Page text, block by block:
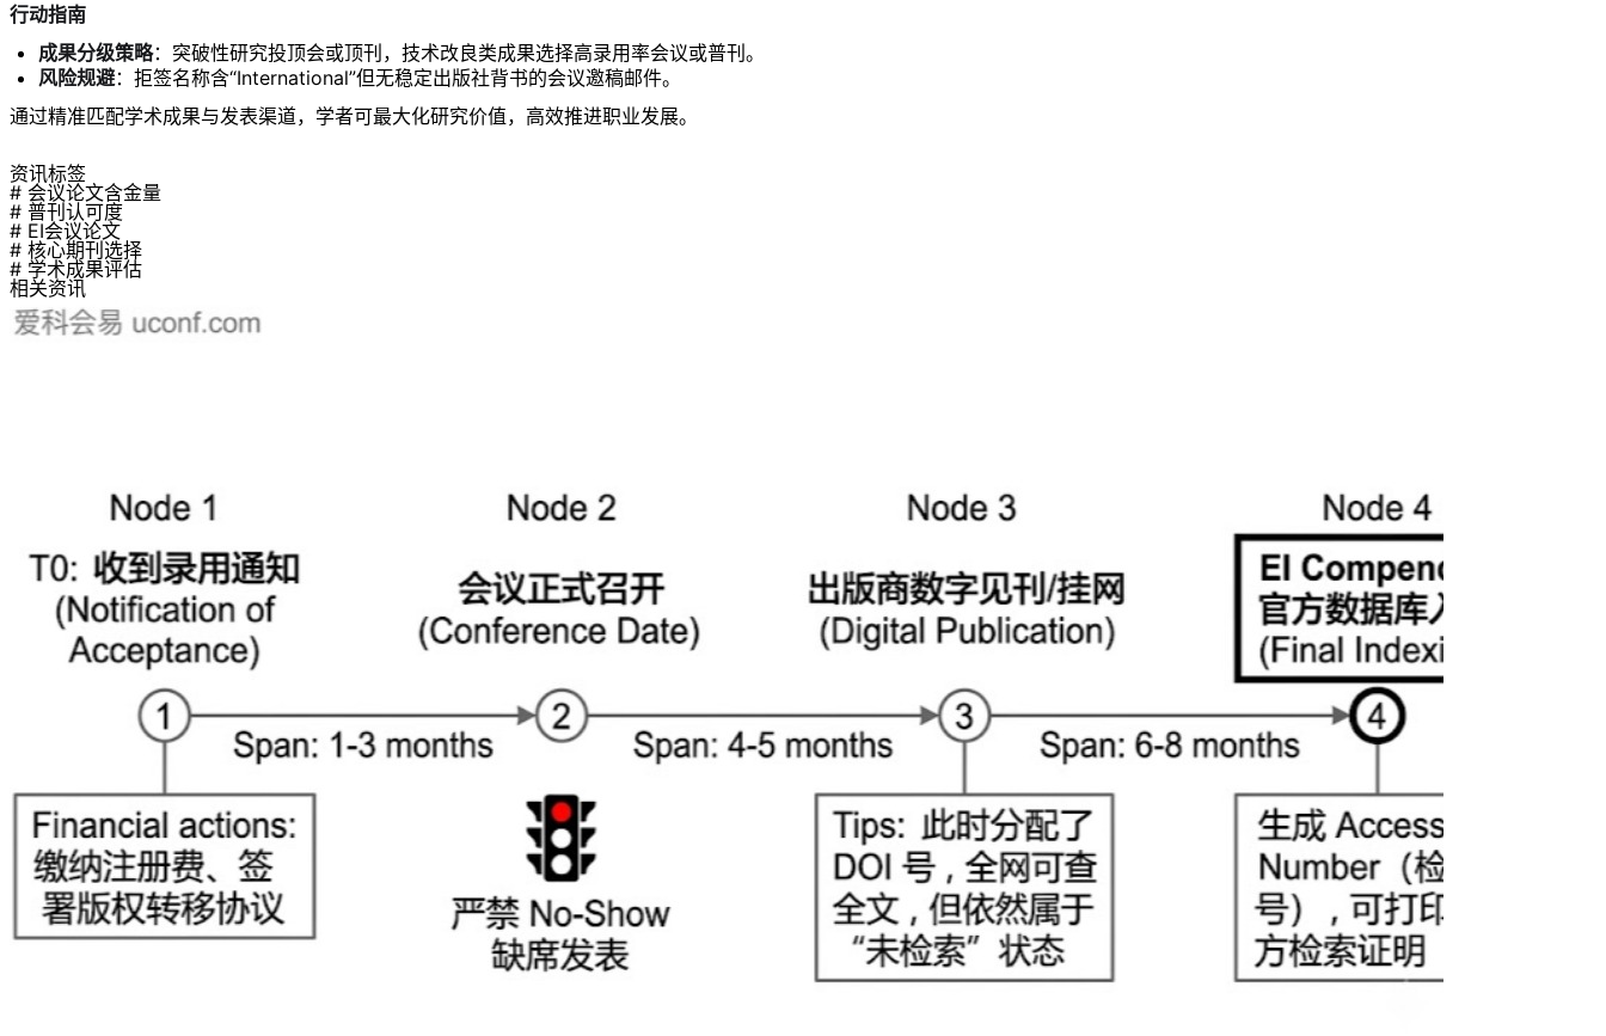
行动指南​
​成果分级策略​​：突破性研究投顶会或顶刊，技术改良类成果选择高录用率会议或普刊。
​风险规避​​：拒签名称含“International”但无稳定出版社背书的会议邀稿邮件。
通过精准匹配学术成果与发表渠道，学者可最大化研究价值，高效推进职业发展。
资讯标签
# 会议论文含金量
# 普刊认可度
# EI会议论文
# 核心期刊选择
# 学术成果评估
相关资讯